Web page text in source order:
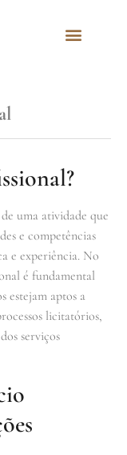
uma atividade que
e competências
e experiência. No
é fundamental
estejam aptos a
licitatórios,
serviços